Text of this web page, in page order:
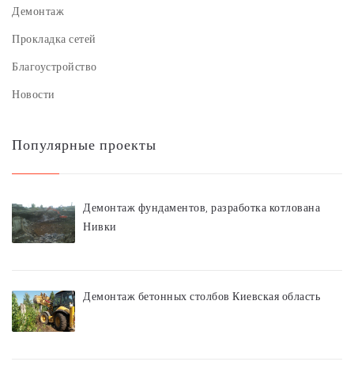
Демонтаж
Прокладка сетей
Благоустройство
Новости
Популярные проекты
Демонтаж фундаментов, разработка котлована
Нивки
Демонтаж бетонных столбов Киевская область